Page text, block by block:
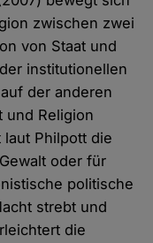
zwischen zwei
von Staat und
institutionellen
der anderen
und Religion
Philpott die
oder für
politische
strebt und
die